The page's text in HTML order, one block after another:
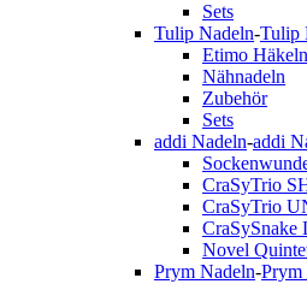
Sets
Tulip Nadeln-Tulip
Etimo
Nähnadeln
Zubehör
Sets
addi Nadeln-addi
CraSyTrio
CraSyTrio
CraSySnake
Novel
Prym Nadeln-Prym